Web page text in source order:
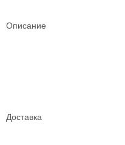
Описание
Доставка